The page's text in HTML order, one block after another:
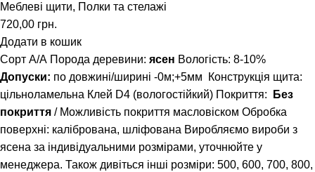
Меблеві щити, Полки та стелажі
720,00 грн.
Додати в кошик
Сорт А/А Порода деревини: ясен Вологість: 8-10%
Допуски: по довжині/ширині -0м;+5мм
Конструкція щита:
цільноламельна Клей D4 (вологостійкий) Покриття:
Без
покриття / Можливість покриття масловіском Обробка
поверхні: калібрована, шліфована Виробляємо вироби з
ясена за індивідуальними розмірами, уточнюйте у
менеджера. Також дивіться інші розміри: 500, 600, 700, 800,